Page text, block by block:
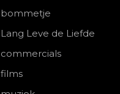
bommetje
Lang Leve de Liefde
commercials
films